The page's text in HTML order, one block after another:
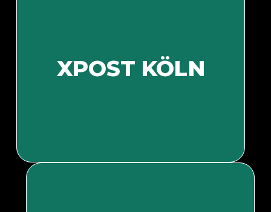
XPOST KÖLN
Bald mehr Informationen